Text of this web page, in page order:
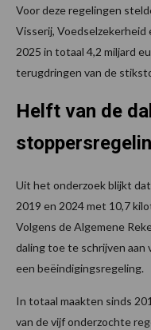
Voor deze regelingen
Visserij, Voedselzekerheid
2025 in totaal 4,2 miljard
terugdringen van de
Helft van de
Uit het onderzoek blijkt
2019 en 2024 met 10,7
Volgens de Algemene
daling toe te schrijven aan
een beëindigingsregeling.
In totaal maakten sinds
van de vijf onderzochte